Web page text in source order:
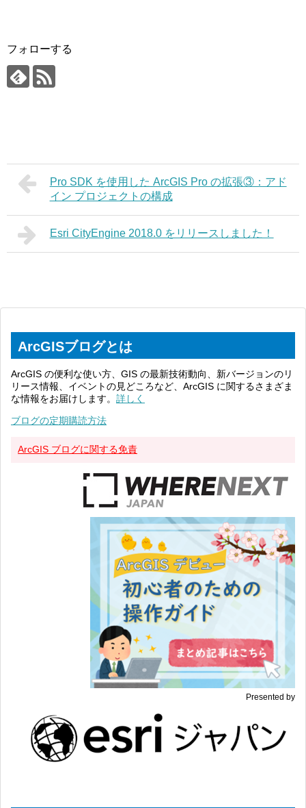
フォローする
Pro SDK を使用した ArcGIS Pro の拡張③：アド
イン プロジェクトの構成
Esri CityEngine 2018.0 をリリースしました！
ArcGISブログとは
ArcGIS の便利な使い方、GIS の最新技術動向、新バージョンのリ
リース情報、イベントの見どころなど、ArcGIS に関するさまざま
な情報をお届けします。 詳しく
ブログの定期購読方法
ArcGIS ブログに関する免責
Presented by